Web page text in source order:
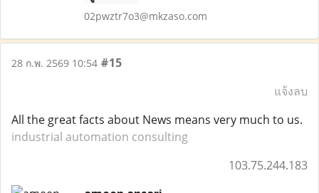
02pwztr7o3@mkzaso.com
28 ก.พ. 2569 10:54 #15
แจ้งลบ
All the great facts about News means very much to us.
industrial automation consulting
103.75.244.183